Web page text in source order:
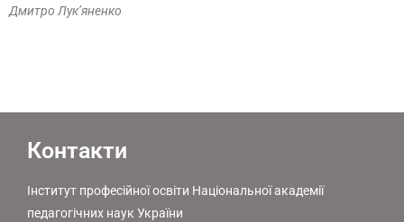
Дмитро Лук’яненко
Контакти
Інститут професійної освіти Національної академії
педагогічних наук України